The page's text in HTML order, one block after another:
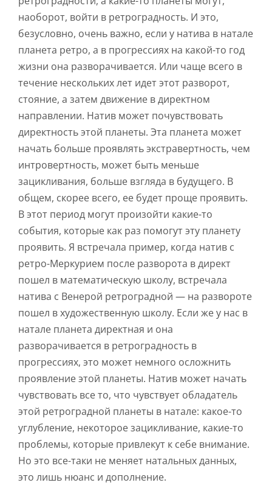
наоборот, войти в ретроградность. И это,
безусловно, очень важно, если у натива в натале
планета ретро, а в прогрессиях на какой-то год
жизни она разворачивается. Или чаще всего в
течение нескольких лет идет этот разворот,
стояние, а затем движение в директном
направлении. Натив может почувствовать
директность этой планеты. Эта планета может
начать больше проявлять экстравертность, чем
интровертность, может быть меньше
зацикливания, больше взгляда в будущего. В
общем, скорее всего, ее будет проще проявить.
В этот период могут произойти какие-то
события, которые как раз помогут эту планету
проявить. Я встречала пример, когда натив с
ретро-Меркурием после разворота в директ
пошел в математическую школу, встречала
натива с Венерой ретроградной — на развороте
пошел в художественную школу. Если же у нас в
натале планета директная и она
разворачивается в ретроградность в
прогрессиях, это может немного осложнить
проявление этой планеты. Натив может начать
чувствовать все то, что чувствует обладатель
этой ретроградной планеты в натале: какое-то
углубление, некоторое зацикливание, какие-то
проблемы, которые привлекут к себе внимание.
Но это все-таки не меняет натальных данных,
это лишь нюанс и дополнение.